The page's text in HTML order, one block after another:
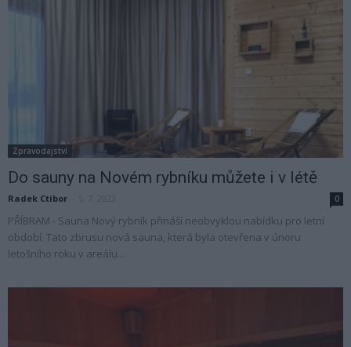
Zpravodajství
Do sauny na Novém rybníku můžete i v létě
Radek Ctibor 0
PŘÍBRAM - Sauna Nový rybník přináší neobvyklou nabídku pro letní
období. Tato zbrusu nová sauna, která byla otevřena v únoru
letošního roku v areálu...